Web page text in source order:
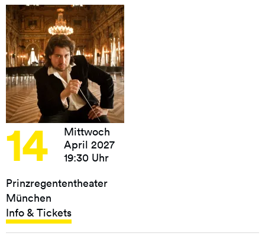
14
Mittwoch
April 2027
19:30 Uhr
Prinzregententheater
München
Info & Tickets